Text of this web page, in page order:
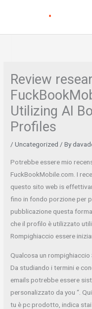
Review
Utilizing AI
Profiles
/Uncategorized / By
Potrebbe essere mio
FuckBookMobile.com. I
questo sito web is
fino in fondo porzione per
pubblicazione questa
che il profilo è utilizzato
Rompighiaccio essere
Qualcosa un rompighiaccio
Da studiando i termini e
emails potrebbe essere
personalizzato da you “.
tu è pc prodotto, indica